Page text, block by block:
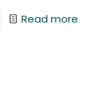
Read more